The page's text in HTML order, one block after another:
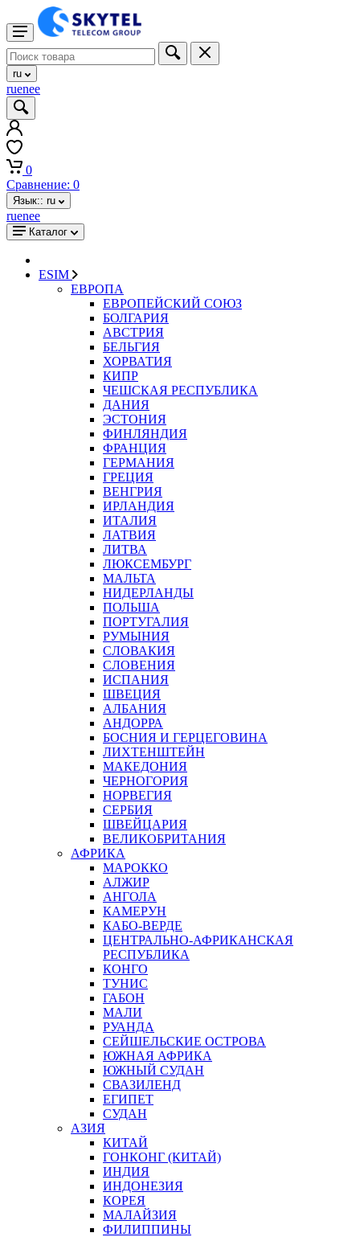
ru
ruenee
0
Сравнение: 0
Язык:: ru
ruenee
Каталог
ESIM
ЕВРОПА
ЕВРОПЕЙСКИЙ СОЮЗ
БОЛГАРИЯ
АВСТРИЯ
БЕЛЬГИЯ
ХОРВАТИЯ
КИПР
ЧЕШСКАЯ РЕСПУБЛИКА
ДАНИЯ
ЭСТОНИЯ
ФИНЛЯНДИЯ
ФРАНЦИЯ
ГЕРМАНИЯ
ГРЕЦИЯ
ВЕНГРИЯ
ИРЛАНДИЯ
ИТАЛИЯ
ЛАТВИЯ
ЛИТВА
ЛЮКСЕМБУРГ
МАЛЬТА
НИДЕРЛАНДЫ
ПОЛЬША
ПОРТУГАЛИЯ
РУМЫНИЯ
СЛОВАКИЯ
СЛОВЕНИЯ
ИСПАНИЯ
ШВЕЦИЯ
АЛБАНИЯ
АНДОРРА
БОСНИЯ И ГЕРЦЕГОВИНА
ЛИХТЕНШТЕЙН
МАКЕДОНИЯ
ЧЕРНОГОРИЯ
НОРВЕГИЯ
СЕРБИЯ
ШВЕЙЦАРИЯ
ВЕЛИКОБРИТАНИЯ
АФРИКА
МАРОККО
АЛЖИР
АНГОЛА
КАМЕРУН
КАБО-ВЕРДЕ
ЦЕНТРАЛЬНО-АФРИКАНСКАЯ
РЕСПУБЛИКА
КОНГО
ТУНИС
ГАБОН
МАЛИ
РУАНДА
СЕЙШЕЛЬСКИЕ ОСТРОВА
ЮЖНАЯ АФРИКА
ЮЖНЫЙ СУДАН
СВАЗИЛЕНД
ЕГИПЕТ
СУДАН
АЗИЯ
КИТАЙ
ГОНКОНГ (КИТАЙ)
ИНДИЯ
ИНДОНЕЗИЯ
КОРЕЯ
МАЛАЙЗИЯ
ФИЛИППИНЫ